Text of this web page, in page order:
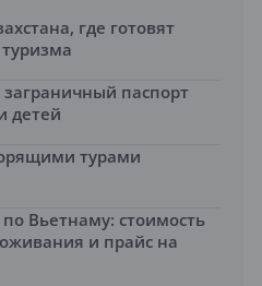
где готовят
паспорт
детей
турами
Вьетнаму: стоимость
и прайс на